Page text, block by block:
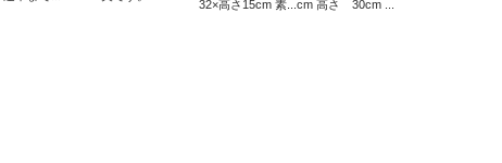
32×高さ15cm 素... cm 高さ 30cm ...